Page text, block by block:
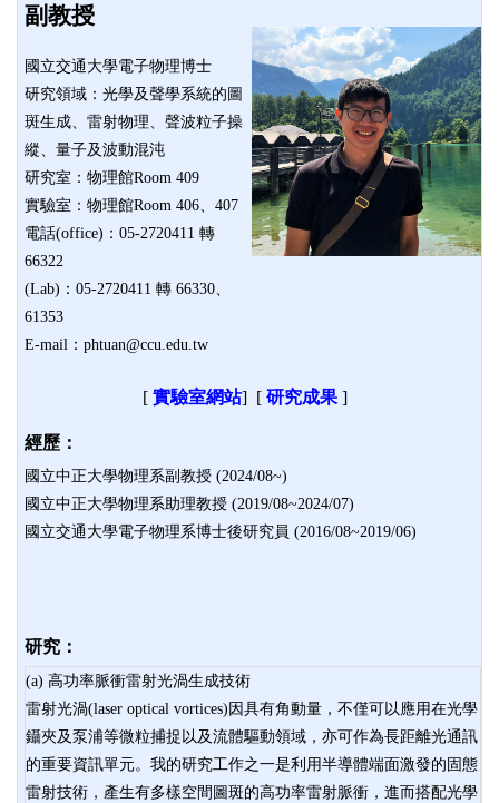
副教授
國立交通大學電子物理博士
研究領域：光學及聲學系統的圖
斑生成、雷射物理、聲波粒子操
縱、量子及波動混沌
研究室：物理館Room 409
實驗室：物理館Room 406、407
電話(office)：05-2720411 轉
66322
(Lab)：05-2720411 轉 66330、
61353
E-mail：phtuan@ccu.edu.tw
[ 實驗室網站] [ 研究成果 ]
經歷：
國立中正大學物理系副教授 (2024/08~)
國立中正大學物理系助理教授 (2019/08~2024/07)
國立交通大學電子物理系博士後研究員 (2016/08~2019/06)
研究：
(a) 高功率脈衝雷射光渦生成技術
雷射光渦(laser optical vortices)因具有角動量，不僅可以應用在光學
鑷夾及泵浦等微粒捕捉以及流體驅動領域，亦可作為長距離光通訊
的重要資訊單元。我的研究工作之一是利用半導體端面激發的固態
雷射技術，產生有多樣空間圖斑的高功率雷射脈衝，進而搭配光學